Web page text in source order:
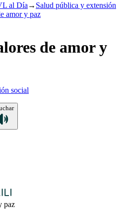
al Día → Salud pública y extensión
amor y paz
de amor y
social
paz